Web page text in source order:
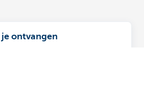
ontvangen